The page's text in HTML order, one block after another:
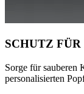
SCHUTZ
Sorge für sauberen
personalisierten